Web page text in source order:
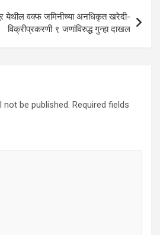
येथील वक्फ जमिनीच्या अनधिकृत खरेदी-
विक्रीप्रकरणी ९ जणांविरुद्ध गुन्हा दाखल
not be published. Required fields